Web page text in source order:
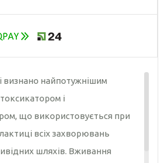
визнано найпотужнішим
і
що використовується при
всіх захворювань
шляхів. Вживання